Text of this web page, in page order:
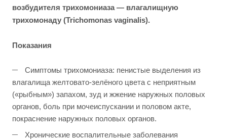
возбудителя трихомониаза — влагалищную
трихомонаду (Trichomonas vaginalis).
Показания
Симптомы трихомониаза: пенистые выделения из
влагалища желтовато-зелёного цвета с неприятным
(«рыбным») запахом, зуд и жжение наружных половых
органов, боль при мочеиспускании и половом акте,
покраснение наружных половых органов.
Хронические воспалительные заболевания